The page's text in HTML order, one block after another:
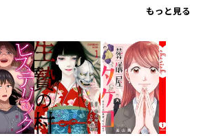
もっと見る